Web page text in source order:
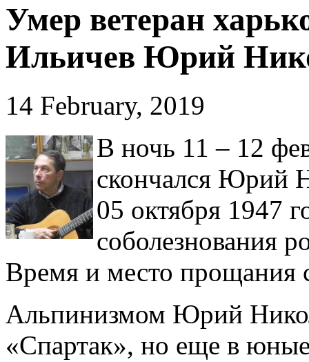
Умер ветеран
Ильичев Юрий
14 February, 2019
В ночь 11 – 12
скончался Юрий
05 октября 1947
соболезнования
Время и место прощания
Альпинизмом Юрий
«Спартак», но еще в